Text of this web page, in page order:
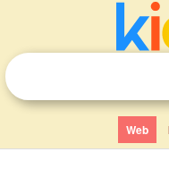
Web